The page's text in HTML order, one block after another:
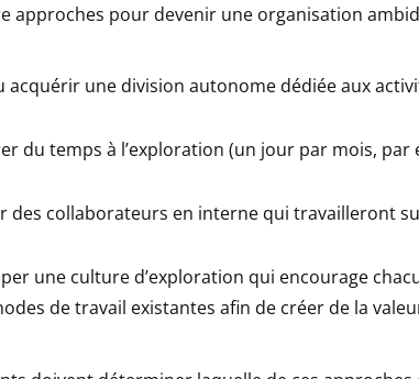
approches pour devenir une organisation
acquérir une division autonome dédiée aux
du temps à l’exploration (un jour par mois, par
des collaborateurs en interne qui travailleront
une culture d’exploration qui encourage
de travail existantes afin de créer de la